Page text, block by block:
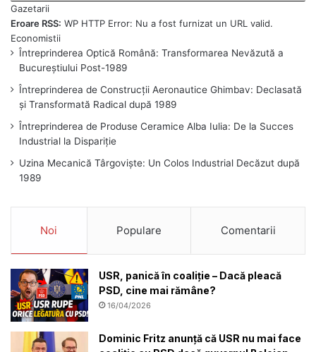
Eroare RSS: WP HTTP Error: Nu a fost furnizat un URL valid.
Întreprinderea Optică Română: Transformarea Nevăzută a
Bucureștiului Post-1989
Întreprinderea de Construcții Aeronautice Ghimbav: Declasată
și Transformată Radical după 1989
Întreprinderea de Produse Ceramice Alba Iulia: De la Succes
Industrial la Dispariție
Uzina Mecanică Târgoviște: Un Colos Industrial Decăzut după
1989
Noi Populare Comentarii
USR, panică în coaliție – Dacă pleacă
PSD, cine mai rămâne?
16/04/2026
Dominic Fritz anunță că USR nu mai face